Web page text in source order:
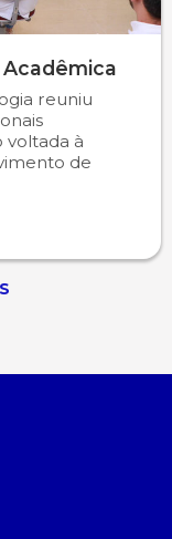
reuniu
voltada à
de